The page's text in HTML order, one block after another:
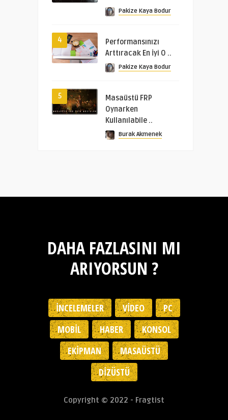
Pakize Kaya Bodur
4
Performansınızı
Arttıracak En İyi O ..
Pakize Kaya Bodur
5
Masaüstü FRP
Oynarken
Kullanılabile ..
Burak Akmenek
DAHA FAZLASINI MI
ARIYORSUN ?
İNCELEMELER VIDEO
PC
MOBIL
HABER
KONSOL
EKIPMAN
MASAÜSTÜ
DIZÜSTÜ
Copyright © 2022 - Fragtist